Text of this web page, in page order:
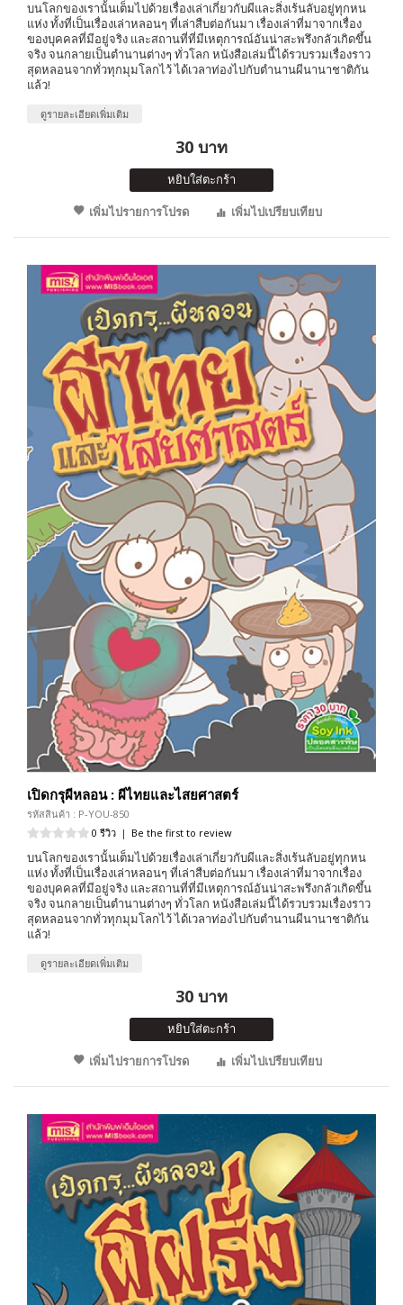
บนโลกของเรานั้นเต็มไปด้วยเรื่องเล่าเกี่ยวกับผีและสิ่งเร้นลับอยู่ทุกหน
แห่ง ทั้งที่เป็นเรื่องเล่าหลอนๆ ที่เล่าสืบต่อกันมา เรื่องเล่าที่มาจากเรื่อง
ของบุคคลที่มีอยู่จริง และสถานที่ที่มีเหตุการณ์อันน่าสะพรึงกลัวเกิดขึ้น
จริง จนกลายเป็นตำนานต่างๆ ทั่วโลก หนังสือเล่มนี้ได้รวบรวมเรื่องราว
สุดหลอนจากทั่วทุกมุมโลกไว้ ได้เวลาท่องไปกับตำนานผีนานาชาติกัน
แล้ว!
ดูรายละเอียดเพิ่มเติม
30 บาท
หยิบใส่ตะกร้า
เพิ่มไปรายการโปรด
เพิ่มไปเปรียบเทียบ
เปิดกรุผีหลอน : ผีไทยและไสยศาสตร์
รหัสสินค้า : P-YOU-850
0 รีวิว | Be the first to review
บนโลกของเรานั้นเต็มไปด้วยเรื่องเล่าเกี่ยวกับผีและสิ่งเร้นลับอยู่ทุกหน
แห่ง ทั้งที่เป็นเรื่องเล่าหลอนๆ ที่เล่าสืบต่อกันมา เรื่องเล่าที่มาจากเรื่อง
ของบุคคลที่มีอยู่จริง และสถานที่ที่มีเหตุการณ์อันน่าสะพรึงกลัวเกิดขึ้น
จริง จนกลายเป็นตำนานต่างๆ ทั่วโลก หนังสือเล่มนี้ได้รวบรวมเรื่องราว
สุดหลอนจากทั่วทุกมุมโลกไว้ ได้เวลาท่องไปกับตำนานผีนานาชาติกัน
แล้ว!
ดูรายละเอียดเพิ่มเติม
30 บาท
หยิบใส่ตะกร้า
เพิ่มไปรายการโปรด
เพิ่มไปเปรียบเทียบ